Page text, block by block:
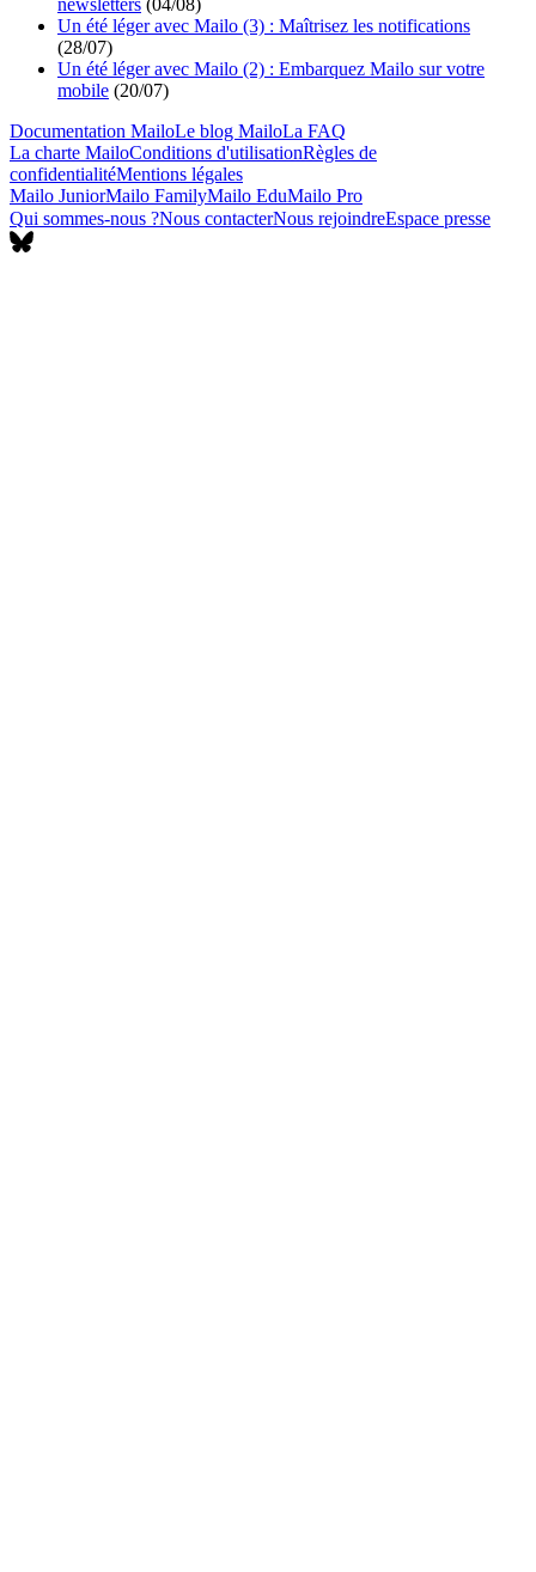
newsletters (04/08)
Un été léger avec Mailo (3) : Maîtrisez les notifications
(28/07)
Un été léger avec Mailo (2) : Embarquez Mailo sur votre
mobile (20/07)
Documentation MailoLe blog MailoLa FAQ
La charte MailoConditions d'utilisationRègles de
confidentialitéMentions légales
Mailo JuniorMailo FamilyMailo EduMailo Pro
Qui sommes-nous ?Nous contacterNous rejoindreEspace presse